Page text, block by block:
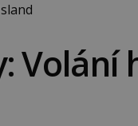
Volání